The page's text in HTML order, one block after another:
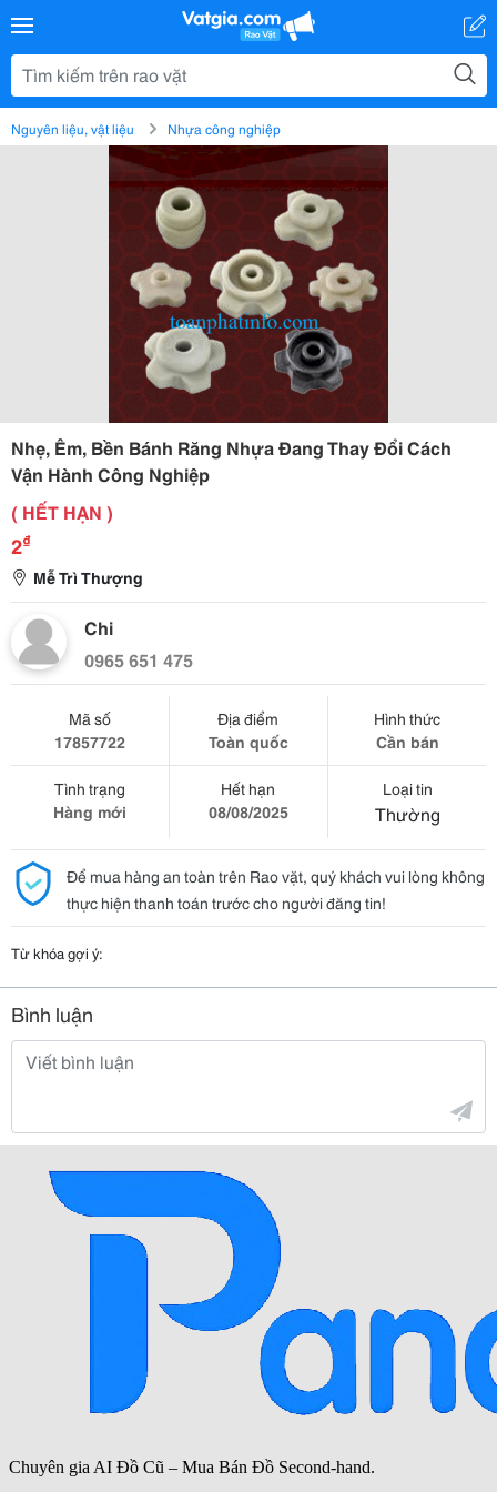
Nguyên liệu, vật liệu Nhựa công nghiệp
Nhẹ, Êm, Bền Bánh Răng Nhựa Đang Thay Đổi Cách
Vận Hành Công Nghiệp
( HẾT HẠN )
2₫
Mễ Trì Thượng
Chi
0965 651 475
Mã số
17857722
Địa điểm
Toàn quốc
Hình thức
Cần bán
Tình trạng
Hàng mới
Hết hạn
08/08/2025
Loại tin
Thường
Để mua hàng an toàn trên Rao vặt, quý khách vui lòng không
thực hiện thanh toán trước cho người đăng tin!
Từ khóa gợi ý:
Bình luận